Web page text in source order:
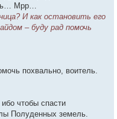
Мрр…
И как остановить его
– буду рад помочь
похвально, воитель.
чтобы спасти
Полуденных земель.